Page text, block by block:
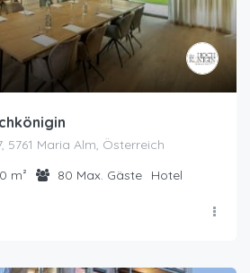
5761 Maria Alm, Österreich
m² 80 Max. Gäste Hotel